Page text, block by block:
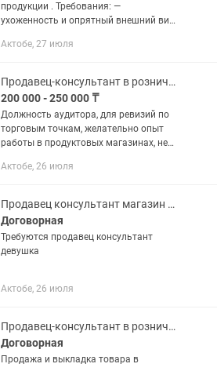
продукции . Требования: —
ухоженность и опрятный внешний вид
ответственность и умение общаться с
Актобе, 27 июля
Продавец-консультант в розничном магазине
200 000 - 250 000 ₸
Должность аудитора, для ревизий по
торговым точкам, желательно опыт
работы в продуктовых магазинах, не
офиц.трудоустр, звонить по тел
Актобе, 26 июля
Продавец консультант магазин обуви
Договорная
Требуются продавец консультант
девушка
Актобе, 26 июля
Продавец-консультант в розничном магазине
Договорная
Продажа и выкладка товара в